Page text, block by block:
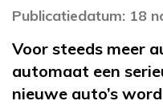
Publicatiedatum: 18
Voor steeds meer
automaat een
nieuwe auto’s